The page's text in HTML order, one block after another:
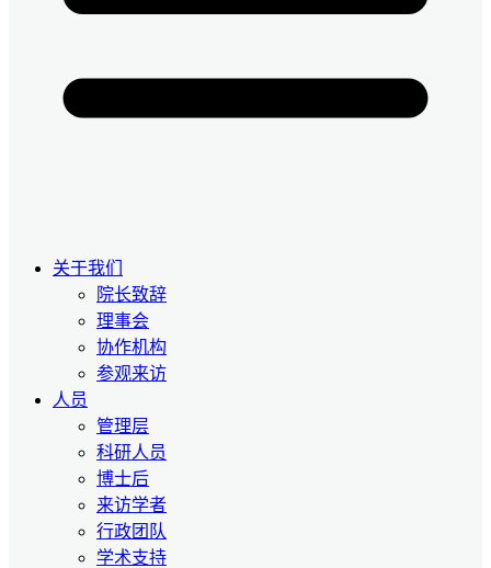
关于我们
院长致辞
理事会
协作机构
参观来访
人员
管理层
科研人员
博士后
来访学者
行政团队
学术支持